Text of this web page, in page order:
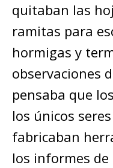
quitaban las
ramitas para
hormigas y
observaciones
pensaba que
los únicos
fabricaban
los informes